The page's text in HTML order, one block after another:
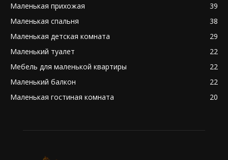
Маленькая прихожая
39
Маленькая спальня
38
Маленькая детская комната
29
Маленький туалет
22
Мебель для маленькой квартиры
22
Маленький балкон
22
Маленькая гостиная комната
20